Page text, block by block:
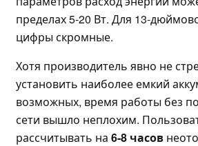
пределах 5-20 Вт. Для 13-
цифры скромные.
Хотя производитель явно не
установить наиболее емкий
возможных, время работы без
сети вышло неплохим.
рассчитывать на 6-8 часов